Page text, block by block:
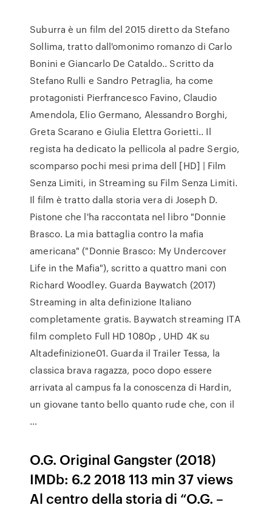
Suburra è un film del 2015 diretto da Stefano
Sollima, tratto dall'omonimo romanzo di Carlo
Bonini e Giancarlo De Cataldo.. Scritto da
Stefano Rulli e Sandro Petraglia, ha come
protagonisti Pierfrancesco Favino, Claudio
Amendola, Elio Germano, Alessandro Borghi,
Greta Scarano e Giulia Elettra Gorietti.. Il
regista ha dedicato la pellicola al padre Sergio,
scomparso pochi mesi prima dell [HD] | Film
Senza Limiti, in Streaming su Film Senza Limiti.
Il film è tratto dalla storia vera di Joseph D.
Pistone che l'ha raccontata nel libro "Donnie
Brasco. La mia battaglia contro la mafia
americana" ("Donnie Brasco: My Undercover
Life in the Mafia"), scritto a quattro mani con
Richard Woodley. Guarda Baywatch (2017)
Streaming in alta definizione Italiano
completamente gratis. Baywatch streaming ITA
film completo Full HD 1080p , UHD 4K su
Altadefinizione01. Guarda il Trailer Tessa, la
classica brava ragazza, poco dopo essere
arrivata al campus fa la conoscenza di Hardin,
un giovane tanto bello quanto rude che, con il
…
O.G. Original Gangster (2018)
IMDb: 6.2 2018 113 min 37 views
Al centro della storia di “O.G. –